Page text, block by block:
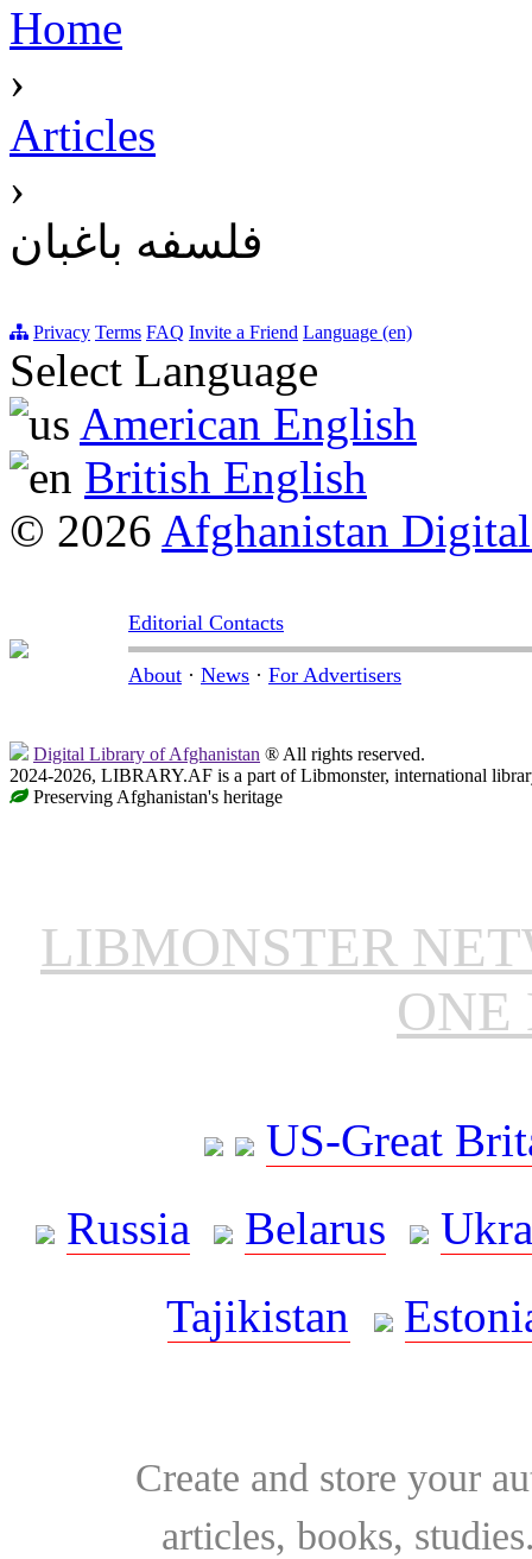
Home
›
Articles
›
فلسفه باغبان
Privacy Terms FAQ Invite a Friend Language (en)
Select Language
American English
British English
© 2026 Afghanistan
Editorial Contacts
About · News · For Advertisers
Digital Library of Afghanistan ® All rights reserved.
2024-2026, LIBRARY.AF is a part of Libmonster, international
Preserving Afghanistan's heritage
LIBMONSTER
ONE
US-Great
Russia
Belarus
Tajikistan
Create and store your
articles, books,